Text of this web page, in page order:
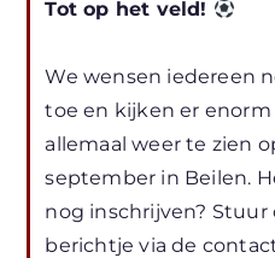
Tot op het veld!
We wensen iedereen
toe en kijken er
allemaal weer te zien
september in Beilen.
nog inschrijven? Stuur
berichtje via de